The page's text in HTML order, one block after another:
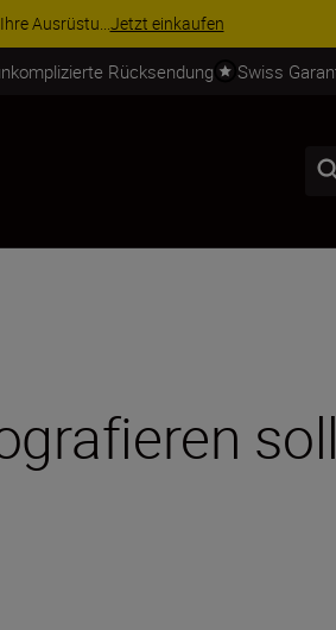
Ausrüstu...Jetzt einkaufen
Rücksendung Swiss